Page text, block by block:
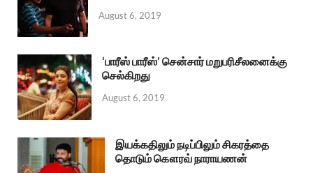
August 6, 2019
‘பாரீஸ் பாரீஸ்’ சென்சார் மறுபரிசீலனைக்கு
செல்கிறது
August 6, 2019
இயக்கதிலும் நடிப்பிலும் சிகரத்தை
தொடும் கௌரவ் நாராயணன்